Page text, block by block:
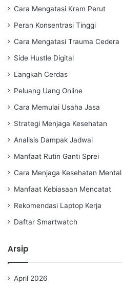
Cara Mengatasi Kram Perut
Peran Konsentrasi Tinggi
Cara Mengatasi Trauma Cedera
Side Hustle Digital
Langkah Cerdas
Peluang Uang Online
Cara Memulai Usaha Jasa
Strategi Menjaga Kesehatan
Analisis Dampak Jadwal
Manfaat Rutin Ganti Sprei
Cara Menjaga Kesehatan Mental
Manfaat Kebiasaan Mencatat
Rekomendasi Laptop Kerja
Daftar Smartwatch
Arsip
April 2026